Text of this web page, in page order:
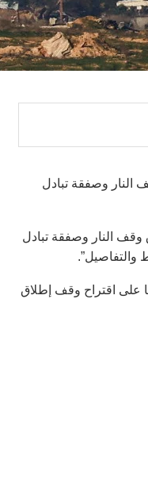
وصفقة تبادل
وقف النار وصفقة تبادل
والتفاصيل”.
على اقتراح وقف إطلاق